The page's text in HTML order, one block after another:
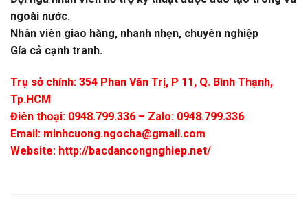
ngoài nước.
Nhân viên giao hàng, nhanh nhẹn, chuyên nghiệp
Gía cả cạnh tranh.
Trụ sở chính: 354 Phan Văn Trị, P 11, Q. Bình Thạnh,
Tp.HCM
Điên thoại: 0948.799.336 – Zalo: 0948.799.336
Email: minhcuong.ngocha@gmail.com
Website: http://bacdancongnghiep.net/